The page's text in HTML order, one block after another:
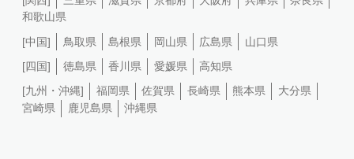
和歌山県
[中国]
鳥取県 島根県 岡山県 広島県
山口県
[四国]
徳島県 香川県 愛媛県
高知県
[九州・沖縄]
福岡県 佐賀県 長崎県 熊本県
大分県
宮崎県
鹿児島県 沖縄県